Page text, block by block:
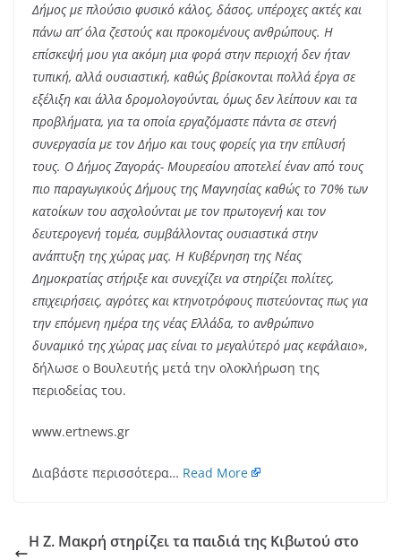
Δήμος με πλούσιο φυσικό κάλος, δάσος, υπέροχες ακτές και
πάνω απ’ όλα ζεστούς και προκομένους ανθρώπους. Η
επίσκεψή μου για ακόμη μια φορά στην περιοχή δεν ήταν
τυπική, αλλά ουσιαστική, καθώς βρίσκονται πολλά έργα σε
εξέλιξη και άλλα δρομολογούνται, όμως δεν λείπουν και τα
προβλήματα, για τα οποία εργαζόμαστε πάντα σε στενή
συνεργασία με τον Δήμο και τους φορείς για την επίλυσή
τους. Ο Δήμος Ζαγοράς- Μουρεσίου αποτελεί έναν από τους
πιο παραγωγικούς Δήμους της Μαγνησίας καθώς το 70% των
κατοίκων του ασχολούνται με τον πρωτογενή και τον
δευτερογενή τομέα, συμβάλλοντας ουσιαστικά στην
ανάπτυξη της χώρας μας. Η Κυβέρνηση της Νέας
Δημοκρατίας στήριξε και συνεχίζει να στηρίζει πολίτες,
επιχειρήσεις, αγρότες και κτηνοτρόφους πιστεύοντας πως για
την επόμενη ημέρα της νέας Ελλάδα, το ανθρώπινο
δυναμικό της χώρας μας είναι το μεγαλύτερό μας κεφάλαιο»,
δήλωσε ο Βουλευτής μετά την ολοκλήρωση της
περιοδείας του.
www.ertnews.gr
Διαβάστε περισσότερα… Read More
Η Ζ. Μακρή στηρίζει τα παιδιά της Κιβωτού στο